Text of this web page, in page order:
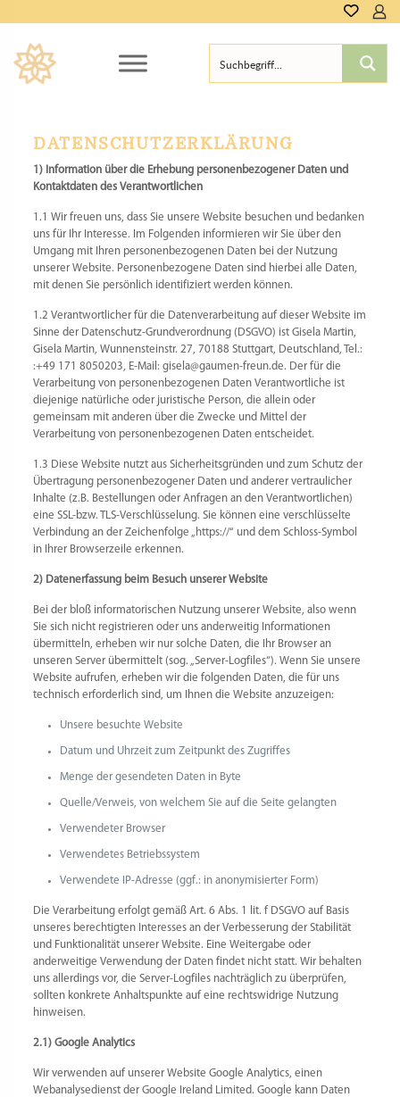
DATENSCHUTZERKLÄRUNG
1) Information über die Erhebung personenbezogener Daten und
Kontaktdaten des Verantwortlichen
1.1 Wir freuen uns, dass Sie unsere Website besuchen und bedanken
uns für Ihr Interesse. Im Folgenden informieren wir Sie über den
Umgang mit Ihren personenbezogenen Daten bei der Nutzung
unserer Website. Personenbezogene Daten sind hierbei alle Daten,
mit denen Sie persönlich identifiziert werden können.
1.2 Verantwortlicher für die Datenverarbeitung auf dieser Website im
Sinne der Datenschutz-Grundverordnung (DSGVO) ist Gisela Martin,
Gisela Martin, Wunnensteinstr. 27, 70188 Stuttgart, Deutschland, Tel.:
:+49 171 8050203, E-Mail: gisela@gaumen-freun.de. Der für die
Verarbeitung von personenbezogenen Daten Verantwortliche ist
diejenige natürliche oder juristische Person, die allein oder
gemeinsam mit anderen über die Zwecke und Mittel der
Verarbeitung von personenbezogenen Daten entscheidet.
1.3 Diese Website nutzt aus Sicherheitsgründen und zum Schutz der
Übertragung personenbezogener Daten und anderer vertraulicher
Inhalte (z.B. Bestellungen oder Anfragen an den Verantwortlichen)
eine SSL-bzw. TLS-Verschlüsselung. Sie können eine verschlüsselte
Verbindung an der Zeichenfolge „https://“ und dem Schloss-Symbol
in Ihrer Browserzeile erkennen.
2) Datenerfassung beim Besuch unserer Website
Bei der bloß informatorischen Nutzung unserer Website, also wenn
Sie sich nicht registrieren oder uns anderweitig Informationen
übermitteln, erheben wir nur solche Daten, die Ihr Browser an
unseren Server übermittelt (sog. „Server-Logfiles“). Wenn Sie unsere
Website aufrufen, erheben wir die folgenden Daten, die für uns
technisch erforderlich sind, um Ihnen die Website anzuzeigen:
Unsere besuchte Website
Datum und Uhrzeit zum Zeitpunkt des Zugriffes
Menge der gesendeten Daten in Byte
Quelle/Verweis, von welchem Sie auf die Seite gelangten
Verwendeter Browser
Verwendetes Betriebssystem
Verwendete IP-Adresse (ggf.: in anonymisierter Form)
Die Verarbeitung erfolgt gemäß Art. 6 Abs. 1 lit. f DSGVO auf Basis
unseres berechtigten Interesses an der Verbesserung der Stabilität
und Funktionalität unserer Website. Eine Weitergabe oder
anderweitige Verwendung der Daten findet nicht statt. Wir behalten
uns allerdings vor, die Server-Logfiles nachträglich zu überprüfen,
sollten konkrete Anhaltspunkte auf eine rechtswidrige Nutzung
hinweisen.
2.1) Google Analytics
Wir verwenden auf unserer Website Google Analytics, einen
Webanalysedienst der Google Ireland Limited. Google kann Daten